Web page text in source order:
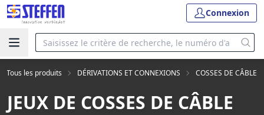
Connexion
Tous les produits DÉRIVATIONS ET CONNEXIONS COSSES DE CÂBLE
JEUX DE COSSES DE CÂBLE